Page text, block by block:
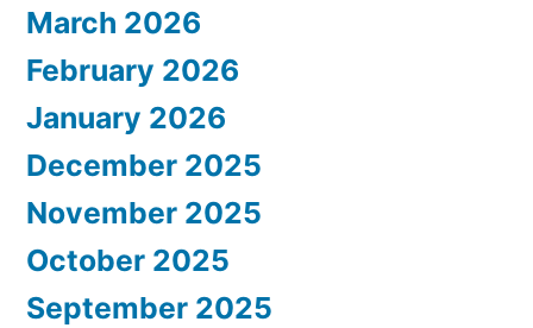
March 2026
February 2026
January 2026
December 2025
November 2025
October 2025
September 2025